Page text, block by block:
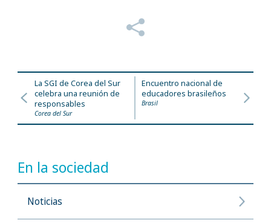
La SGI de Corea del Sur
celebra una reunión de
responsables
Corea del Sur
Encuentro nacional de
educadores brasileños
Brasil
En la sociedad
Noticias